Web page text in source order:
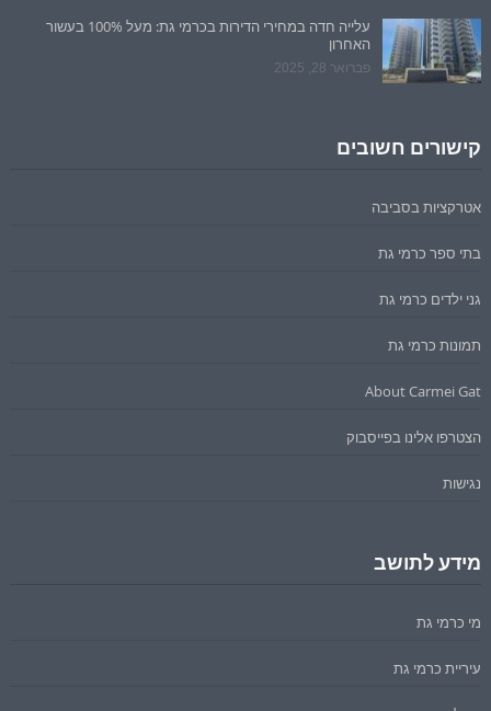
עלייה חדה במחירי הדירות בכרמי גת: מעל 100% בעשור
האחרון
פברואר 28, 2025
קישורים חשובים
אטרקציות בסביבה
בתי ספר כרמי גת
גני ילדים כרמי גת
תמונות כרמי גת
About Carmei Gat
הצטרפו אלינו בפייסבוק
נגישות
מידע לתושב
מי כרמי גת
עיריית כרמי גת